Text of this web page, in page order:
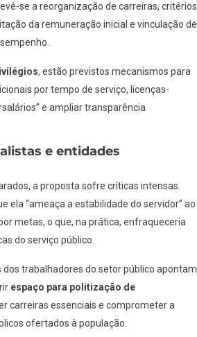
se a reorganização de carreiras, critérios
da remuneração inicial e vinculação de
, estão previstos mecanismos para
por tempo de serviço, licenças-
e ampliar transparência
e entidades
a proposta sofre críticas intensas.
ela “ameaça a estabilidade do servidor” ao
metas, o que, na prática, enfraqueceria
do serviço público.
trabalhadores do setor público apontam
espaço para politização de
carreiras essenciais e comprometer a
ofertados à população.